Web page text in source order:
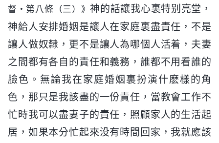
督・第八條（三）》 神的話讓我心裏特别亮堂，
神給人安排婚姻是讓人在家庭裏盡責任，不是
讓人做奴隸，更不是讓人為哪個人活着，夫妻
之間都有各自的責任和義務，誰都不用看誰的
臉色。無論我在家庭婚姻裏扮演什麽樣的角
色，那只是我該盡的一份責任，當教會工作不
忙時我可以盡妻子的責任，照顧家人的生活起
居，如果本分忙起來没有時間回家，我就應該